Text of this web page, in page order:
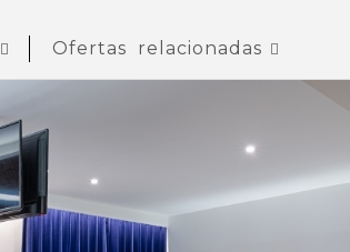
Ofertas relacionadas